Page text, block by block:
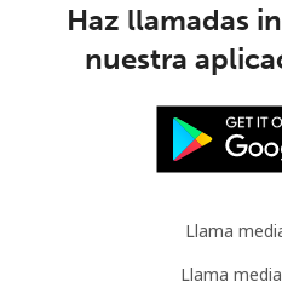
Haz llamadas
nuestra
Llama
Llama